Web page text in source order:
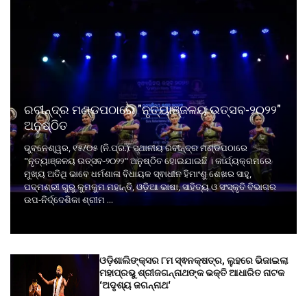
ରବୀନ୍ଦ୍ର ମଣ୍ଡପଠାରେ "ନୃତ୍ୟାଞ୍ଜଳୟ ଉତ୍ସବ-୨୦୨୨"
ଅନୁଷ୍ଠିତ
ଭୁବନେଶ୍ୱର, ୧୫/୦୫ (ନି.ପ୍ର.): ସ୍ଥାନୀୟ ରବୀନ୍ଦ୍ର ମଣ୍ଡପଠାରେ
"ନୃତ୍ୟାଞ୍ଜଳୟ ଉତ୍ସବ-୨୦୨୨" ଅନୁଷ୍ଠିତ ହୋଇଯାଇଛି । କାର୍ଯ୍ୟକ୍ରମରେ
ମୁଖ୍ୟ ଅତିଥି ଭାବେ ଧର୍ମଶାଳା ବିଧାୟକ ସ୍ଵାଧୀନ ହିମାଂଶୁ ଶେଖର ସାହୁ,
ପଦ୍ମଶ୍ରୀ ଗୁରୁ କୁମକୁମ ମହାନ୍ତି, ଓଡ଼ିଆ ଭାଷା, ସାହିତ୍ୟ ଓ ସଂସ୍କୃତି ବିଭାଗର
ଉପ-ନିର୍ଦ୍ଦେଶିକା ଶ୍ରୀମ ...
ଓଡ଼ିଶାଲିଙ୍କ୍ସର ୮ମ ସ୍ଵନକ୍ଷତ୍ର, ଲୁହରେ ଭିଜାଇଲା
ମହାପ୍ରଭୁ ଶ୍ରୀଜଗନ୍ନାଥଙ୍କ ଭକ୍ତି ଆଧାରିତ ନାଟକ
‘ଅଦୃଶ୍ୟ ଜଗନ୍ନାଥ‘